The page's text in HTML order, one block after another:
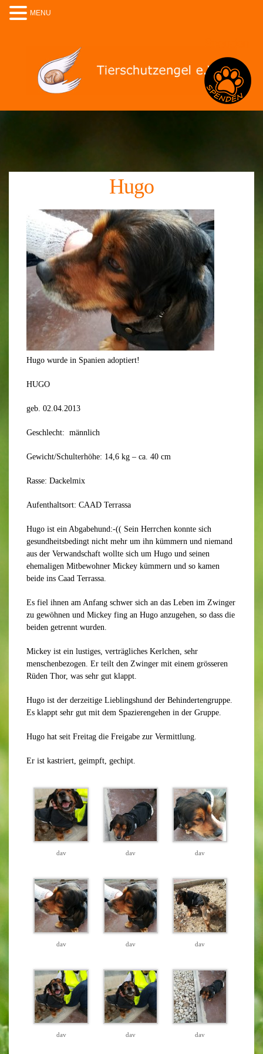
Hugo
Hugo wurde in Spanien adoptiert!
HUGO
geb. 02.04.2013
Geschlecht: männlich
Gewicht/Schulterhöhe: 14,6 kg – ca. 40 cm
Rasse: Dackelmix
Aufenthaltsort: CAAD Terrassa
Hugo ist ein Abgabehund:-(( Sein Herrchen konnte sich
gesundheitsbedingt nicht mehr um ihn kümmern und niemand
aus der Verwandschaft wollte sich um Hugo und seinen
ehemaligen Mitbewohner Mickey kümmern und so kamen
beide ins Caad Terrassa.
Es fiel ihnen am Anfang schwer sich an das Leben im Zwinger
zu gewöhnen und Mickey fing an Hugo anzugehen, so dass die
beiden getrennt wurden.
Mickey ist ein lustiges, verträgliches Kerlchen, sehr
menschenbezogen. Er teilt den Zwinger mit einem grösseren
Rüden Thor, was sehr gut klappt.
Hugo ist der derzeitige Lieblingshund der Behindertengruppe.
Es klappt sehr gut mit dem Spazierengehen in der Gruppe.
Hugo hat seit Freitag die Freigabe zur Vermittlung.
Er ist kastriert, geimpft, gechipt.
dav dav dav
dav dav dav
dav dav dav
MENU